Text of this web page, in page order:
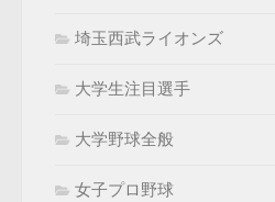
埼玉西武ライオンズ
大学生注目選手
大学野球全般
女子プロ野球